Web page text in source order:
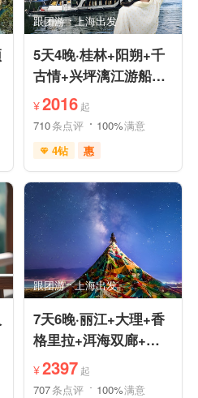
跟团游 上海出发
5天4晚·桂林+阳朔+千
古情+兴坪漓江游船
+古东森林瀑布+十里
画廊
¥2016 起
710条点评 100%满意
4钻
惠
免费接送机
世界遗产
雪山之旅
森林草原
行车时长短
祈福之旅
赏花之旅
跟团游 上海出发
7天6晚·丽江+大理+香
格里拉+洱海双廊+虎
跳峡跟团游
¥2397 起
707条点评 100%满意